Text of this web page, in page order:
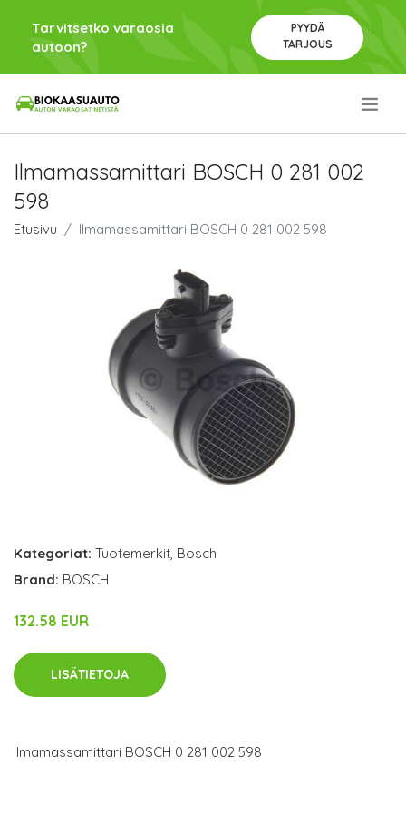
Tarvitsetko varaosia
autoon?
PYYDÄ
TARJOUS
Ilmamassamittari BOSCH 0 281 002
598
Etusivu Ilmamassamittari BOSCH 0 281 002 598
Kategoriat: Tuotemerkit Bosch
Brand: BOSCH
132.58 EUR
LISÄTIETOJA
Ilmamassamittari BOSCH 0 281 002 598